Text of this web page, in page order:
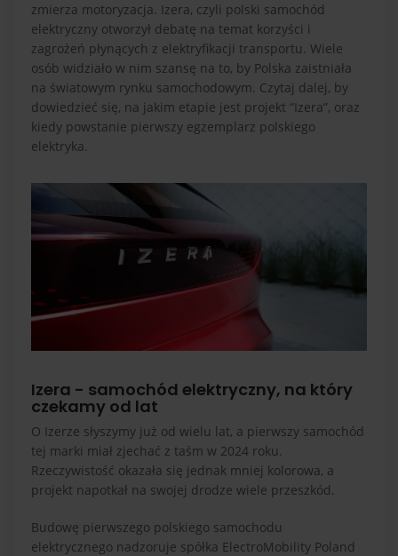
zmierza motoryzacja. Izera, czyli polski samochód
elektryczny otworzył debatę na temat korzyści i
zagrożeń płynących z elektryfikacji transportu. Wiele
osób widziało w nim szansę na to, by Polska zaistniała
na światowym rynku samochodowym. Czytaj dalej, by
dowiedzieć się, na jakim etapie jest projekt “Izera”, oraz
kiedy powstanie pierwszy egzemplarz polskiego
elektryka.
Izera - samochód elektryczny, na który
czekamy od lat
O Izerze słyszymy już od wielu lat, a pierwszy samochód
tej marki miał zjechać z taśm w 2024 roku.
Rzeczywistość okazała się jednak mniej kolorowa, a
projekt napotkał na swojej drodze wiele przeszkód.
Budowę pierwszego polskiego samochodu
elektrycznego nadzoruje spółka ElectroMobility Poland